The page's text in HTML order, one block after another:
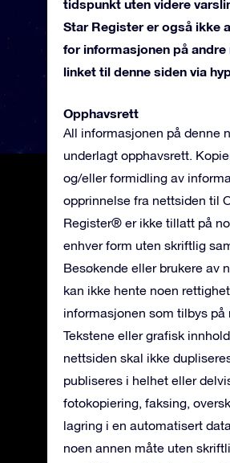
tidspunkt uten videre
Star Register er også ikke
for informasjonen på
linket til denne siden via
Opphavsrett
All informasjonen på denne
underlagt opphavsrett.
og/eller formidling av
opprinnelse fra nettsiden til
Register® er ikke tillatt på
enhver form uten skriftlig
Besøkende eller brukere av
kan ikke hente noen
informasjonen som tilbys på
Tekstene eller grafisk
nettsiden skal ikke
publiseres i helhet eller
fotokopiering, faksing,
lagring i en automatisert
noen annen måte uten